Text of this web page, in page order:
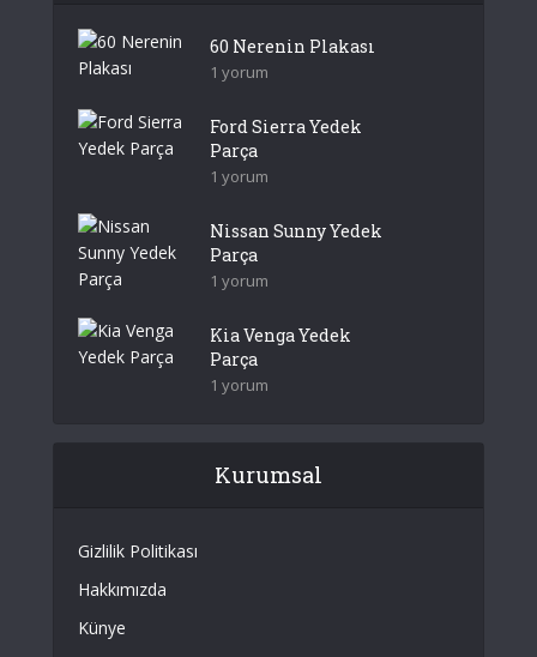
60 Nerenin Plakası
1 yorum
Ford Sierra Yedek
Parça
1 yorum
Nissan Sunny Yedek
Parça
1 yorum
Kia Venga Yedek
Parça
1 yorum
Kurumsal
Gizlilik Politikası
Hakkımızda
Künye